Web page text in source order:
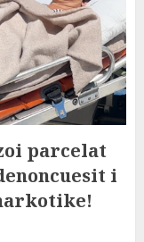
parcelat
i